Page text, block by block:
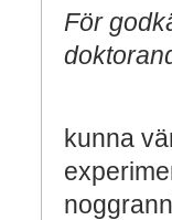
För
kunna